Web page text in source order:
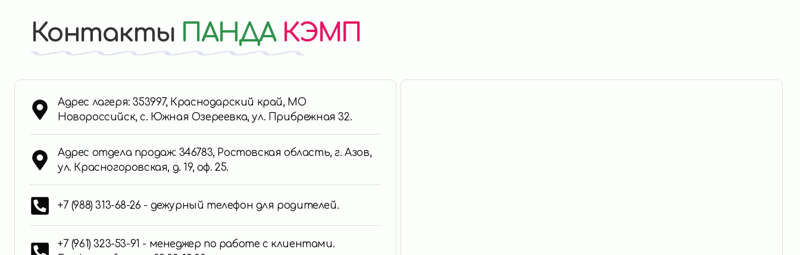
Контакты ПАНДА КЭМП
Адрес лагеря: 353997, Краснодарский край, МО
Новороссийск, с. Южная Озереевка, ул. Прибрежная 32.
Адрес отдела продаж: 346783, Ростовская область, г. Азов,
ул. Красногоровская, д. 19, оф. 25.
+7 (988) 313-68-26 - дежурный телефон для родителей.
+7 (961) 323-53-91 - менеджер по работе с клиентами.